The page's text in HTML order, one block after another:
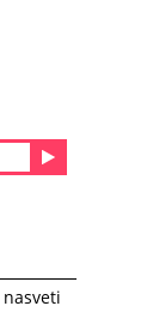
nasveti